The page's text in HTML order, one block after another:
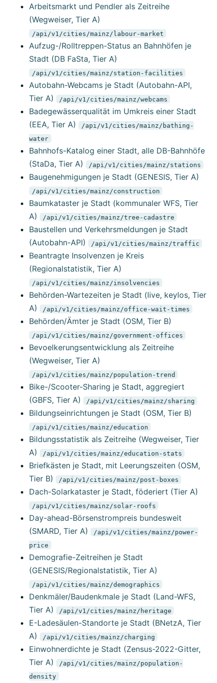
Arbeitsmarkt und Pendler als Zeitreihe
(Wegweiser, Tier A)
/api/v1/cities/mainz/labour-market
Aufzug-/Rolltreppen-Status an Bahnhöfen je
Stadt (DB FaSta, Tier A)
/api/v1/cities/mainz/station-facilities
Autobahn-Webcams je Stadt (Autobahn-API,
Tier A)
/api/v1/cities/mainz/webcams
Badegewässerqualität im Umkreis einer Stadt
(EEA, Tier A)
/api/v1/cities/mainz/bathing-
water
Bahnhofs-Katalog einer Stadt, alle DB-Bahnhöfe
(StaDa, Tier A)
/api/v1/cities/mainz/stations
Baugenehmigungen je Stadt (GENESIS, Tier A)
/api/v1/cities/mainz/construction
Baumkataster je Stadt (kommunaler WFS, Tier
A)
/api/v1/cities/mainz/tree-cadastre
Baustellen und Verkehrsmeldungen je Stadt
(Autobahn-API)
/api/v1/cities/mainz/traffic
Beantragte Insolvenzen je Kreis
(Regionalstatistik, Tier A)
/api/v1/cities/mainz/insolvencies
Behörden-Wartezeiten je Stadt (live, keylos, Tier
A)
/api/v1/cities/mainz/office-wait-times
Behörden/Ämter je Stadt (OSM, Tier B)
/api/v1/cities/mainz/government-offices
Bevoelkerungsentwicklung als Zeitreihe
(Wegweiser, Tier A)
/api/v1/cities/mainz/population-trend
Bike-/Scooter-Sharing je Stadt, aggregiert
(GBFS, Tier A)
/api/v1/cities/mainz/sharing
Bildungseinrichtungen je Stadt (OSM, Tier B)
/api/v1/cities/mainz/education
Bildungsstatistik als Zeitreihe (Wegweiser, Tier
A)
/api/v1/cities/mainz/education-stats
Briefkästen je Stadt, mit Leerungszeiten (OSM,
Tier B)
/api/v1/cities/mainz/post-boxes
Dach-Solarkataster je Stadt, föderiert (Tier A)
/api/v1/cities/mainz/solar-roofs
Day-ahead-Börsenstrompreis bundesweit
(SMARD, Tier A)
/api/v1/cities/mainz/power-
price
Demografie-Zeitreihen je Stadt
(GENESIS/Regionalstatistik, Tier A)
/api/v1/cities/mainz/demographics
Denkmäler/Baudenkmale je Stadt (Land-WFS,
Tier A)
/api/v1/cities/mainz/heritage
E-Ladesäulen-Standorte je Stadt (BNetzA, Tier
A)
/api/v1/cities/mainz/charging
Einwohnerdichte je Stadt (Zensus-2022-Gitter,
Tier A)
/api/v1/cities/mainz/population-
density